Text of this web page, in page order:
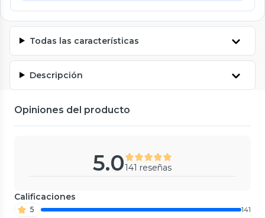
Todas las características
Descripción
Opiniones del producto
5.0141 reseñas
Calificaciones
5
141